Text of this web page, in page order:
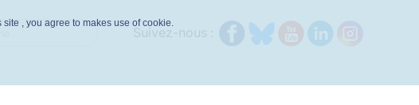
, you agree to makes use of cookie.